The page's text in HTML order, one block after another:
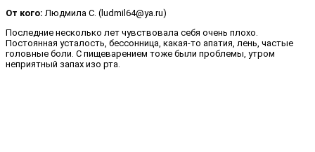
От кого: Людмила С. (ludmil64@ya.ru)
Последние несколько лет чувствовала себя очень плохо.
Постоянная усталость, бессонница, какая-то апатия, лень, частые
головные боли. С пищеварением тоже были проблемы, утром
неприятный запах изо рта.